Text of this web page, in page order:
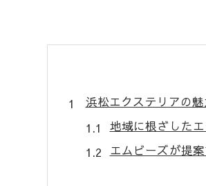
浜松エクステリアの
地域に根ざした
エムビーズが提
浜松の風土を生